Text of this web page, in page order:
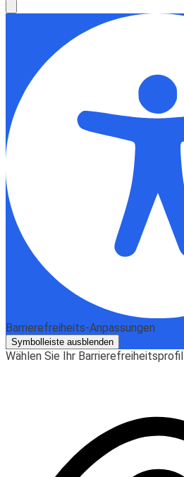
Barrierefreiheits-Anpassungen
Symbolleiste ausblenden
Wählen Sie Ihr Barrierefreiheitsprofil